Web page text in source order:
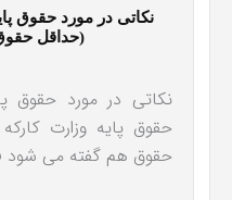
نکاتی در مورد حقوق
(حداقل
نکاتی در مورد حقوق
حقوق پایه وزارت
حقوق هم گفته می شود